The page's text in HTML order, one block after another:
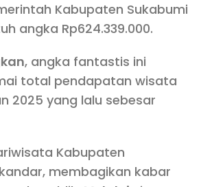
Kabupaten Sukabumi
angka Rp624.339.000.
, angka fantastis ini
total pendapatan wisata
2025 yang lalu sebesar
Kabupaten
membagikan kabar